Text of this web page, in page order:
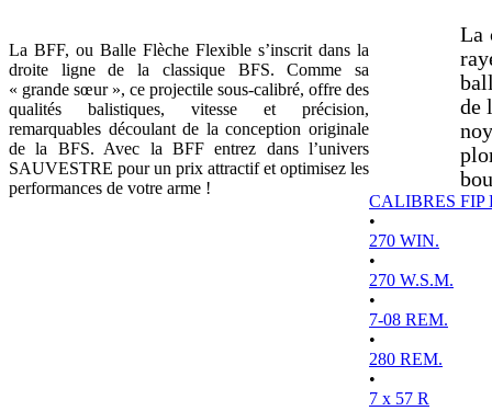
La BFF, ou Balle Flèche Flexible s’inscrit dans la
droite ligne de la classique BFS. Comme sa
« grande sœur », ce projectile sous-calibré, offre des
qualités balistiques, vitesse et précision,
remarquables découlant de la conception originale
de la BFS. Avec la BFF entrez dans l’univers
SAUVESTRE pour un prix attractif et optimisez les
performances de votre arme !
La
de
CALIBRES FIP
•
270 WIN.
•
270 W.S.M.
•
7-08 REM.
•
280 REM.
•
7 x 57 R